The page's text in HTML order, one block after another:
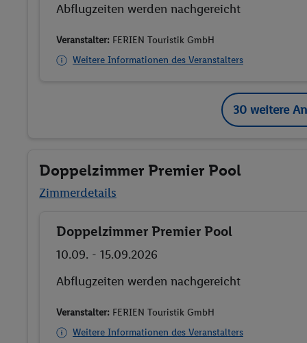
Abflugzeiten werden nachgereicht
Veranstalter: FERIEN Touristik GmbH
Weitere Informationen des Veranstalters
30 weitere
Doppelzimmer Premier Pool
Zimmerdetails
Buchen
Doppelzimmer Premier Pool
10.09. - 15.09.2026
Abflugzeiten werden nachgereicht
Veranstalter: FERIEN Touristik GmbH
Weitere Informationen des Veranstalters